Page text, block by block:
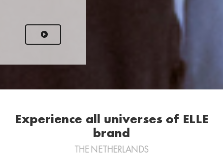
Experience all universes of ELLE
brand
THE NETHERLANDS